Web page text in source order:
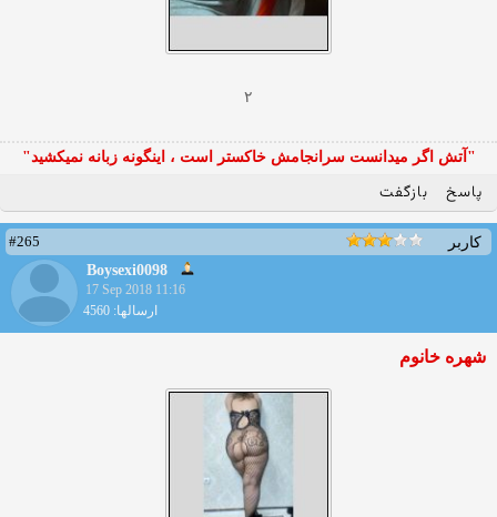
۲
"آتش اگر ميدانست سرانجامش خاكستر است ، اينگونه زبانه نميكشيد"
پاسخ بازگفت
کاربر
#265
Boysexi0098
17 Sep 2018 11:16
ارسالها: 4560
شهره خانوم